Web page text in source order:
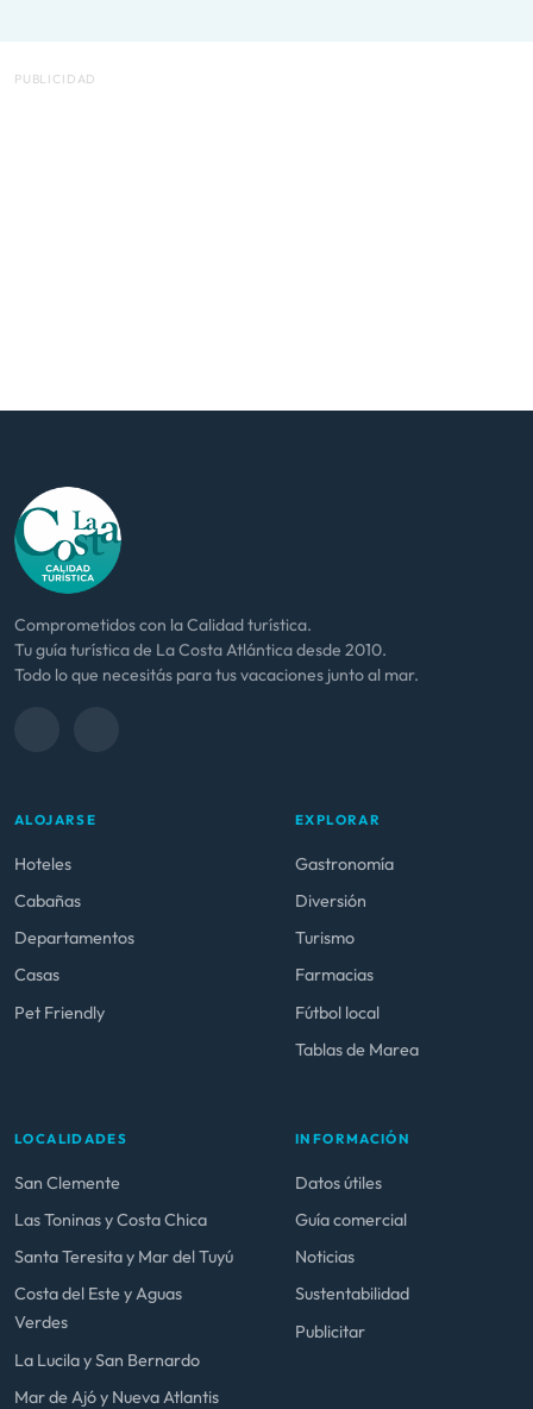
PUBLICIDAD
Comprometidos con la Calidad turística.
Tu guía turística de La Costa Atlántica desde 2010.
Todo lo que necesitás para tus vacaciones junto al mar.
ALOJARSE
Hoteles
Cabañas
Departamentos
Casas
Pet Friendly
EXPLORAR
Gastronomía
Diversión
Turismo
Farmacias
Fútbol local
Tablas de Marea
LOCALIDADES
San Clemente
Las Toninas y Costa Chica
Santa Teresita y Mar del Tuyú
Costa del Este y Aguas
Verdes
La Lucila y San Bernardo
Mar de Ajó y Nueva Atlantis
INFORMACIÓN
Datos útiles
Guía comercial
Noticias
Sustentabilidad
Publicitar